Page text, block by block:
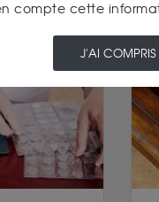
compte cette
J'AI COMPRIS